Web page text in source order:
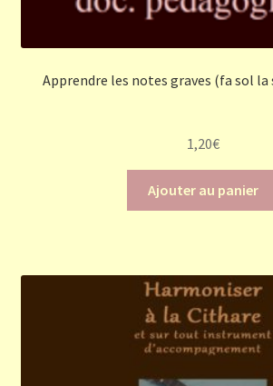
Apprendre les notes graves (fa sol la
1,20€
Ajouter au panier